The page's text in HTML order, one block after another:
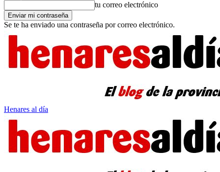
tu correo electrónico
Se te ha enviado una contraseña por correo electrónico.
Henares al día